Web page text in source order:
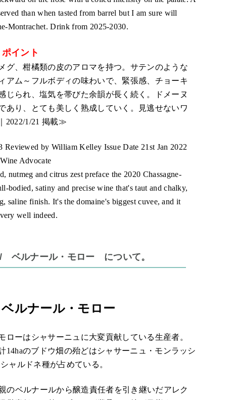
than when tasted from barrel but I am sure will
Montrachet. Drink from 2025-2030.
イント
グ、柑橘類の皮のアロマを持つ。サテンのような
アム～フルボディの味わいで、緊張感、チョーキ
じられ、塩気を帯びた余韻が長く続く。ドメーヌ
あり、とても美しく熟成していく。見逃せないワ
2022/1/21 掲載≫
by William Kelley Issue Date 21st Jan 2022
Advocate
nutmeg and citrus zest preface the 2020 Chassagne-
bodied, satiny and precise wine that's taut and chalky,
saline finish. It's the domaine's biggest cuvee, and it
well indeed.
ルナール・モロー について。
ルナール・モロー
ーはシャサーニュに大変貢献している生産者。
14haのブドウ畑の殆どはシャサーニュ・モンラッシ
ャルドネ種が占めている。
のベルナールから醸造責任者を引き継いだアレク